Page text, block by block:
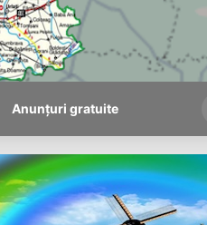
Anunțuri gratuite